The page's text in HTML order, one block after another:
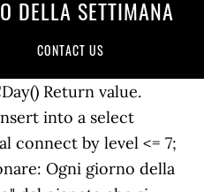
DELLA SETTIMANA
CONTACT US
Return value.
into a select
connect by level <= 7;
Ogni giorno della